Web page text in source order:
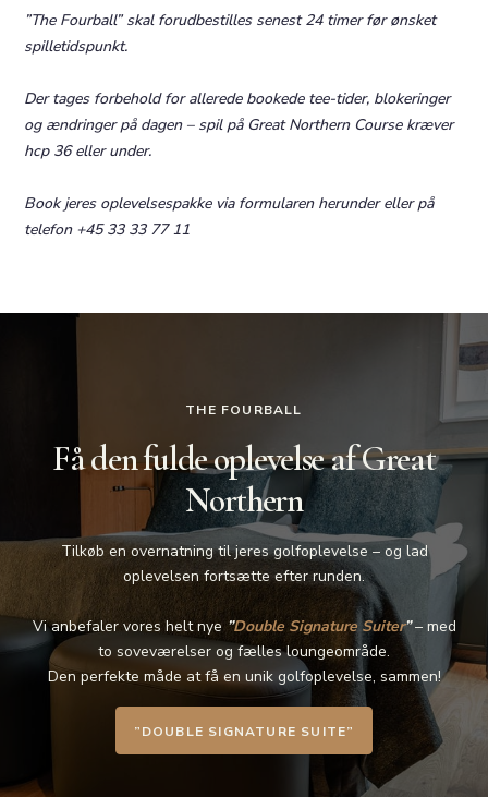
”The Fourball” skal forudbestilles senest 24 timer før ønsket
spilletidspunkt.
Der tages forbehold for allerede bookede tee-tider, blokeringer
og ændringer på dagen – spil på Great Northern Course kræver
hcp 36 eller under.
Book jeres oplevelsespakke via formularen herunder eller på
telefon +45 33 33 77 11
THE FOURBALL
Få den fulde oplevelse af Great
Northern
Tilkøb en overnatning til jeres golfoplevelse – og lad
oplevelsen fortsætte efter runden.
Vi anbefaler vores helt nye ”Double Signature Suiter”– med
to soveværelser og fælles loungeområde.
Den perfekte måde at få en unik golfoplevelse, sammen!
”DOUBLE SIGNATURE SUITE”